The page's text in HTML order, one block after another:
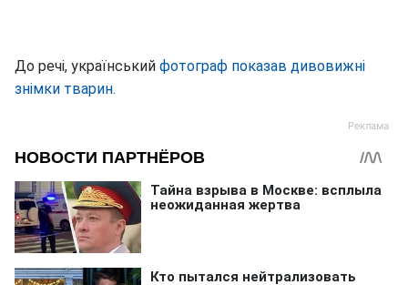
До речі, український фотограф показав дивовижні
знімки тварин.